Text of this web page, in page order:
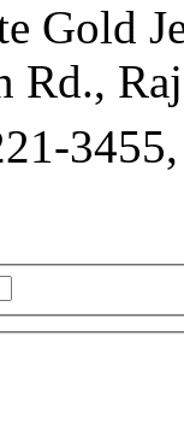
Gold
Rd.,